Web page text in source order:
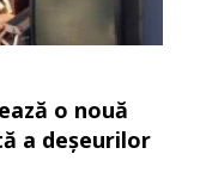
o nouă
a deșeurilor